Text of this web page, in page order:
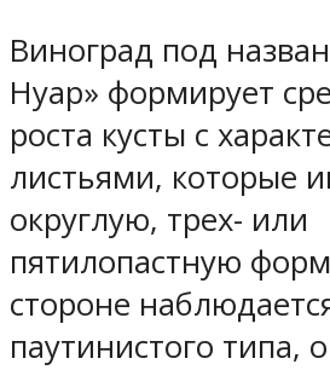
Виноград под
Нуар» формирует
роста кусты с
листьями, которые
округлую, трех- или
пятилопастную
стороне
паутинистого типа,